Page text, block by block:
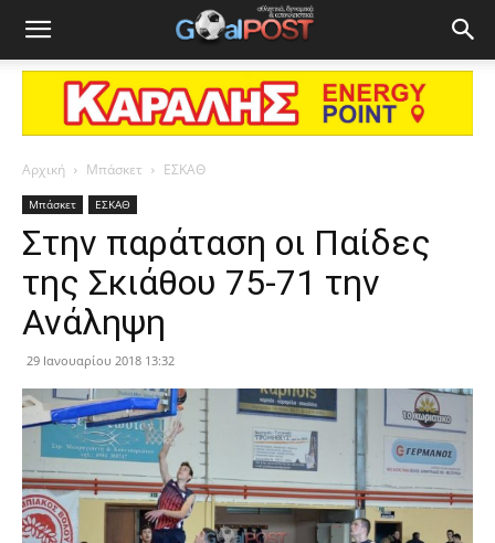
Αρχική Μπάσκετ ΕΣΚΑΘ
Μπάσκετ ΕΣΚΑΘ
Στην παράταση οι Παίδες
της Σκιάθου 75-71 την
Ανάληψη
29 Ιανουαρίου 2018 13:32